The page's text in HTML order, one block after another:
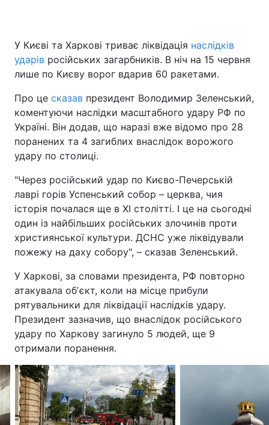
У Києві та Харкові триває ліквідація наслідків
ударів російських загарбників. В ніч на 15 червня
лише по Києву ворог вдарив 60 ракетами.
Про це сказав президент Володимир Зеленський,
коментуючи наслідки масштабного удару РФ по
Україні. Він додав, що наразі вже відомо про 28
поранених та 4 загиблих внаслідок ворожого
удару по столиці.
"Через російський удар по Києво-Печерській
лаврі горів Успенський собор – церква, чия
історія почалася ще в ХІ столітті. І це на сьогодні
один із найбільших російських злочинів проти
християнської культури. ДСНС уже ліквідували
пожежу на даху собору", – сказав Зеленський.
У Харкові, за словами президента, РФ повторно
атакувала обʼєкт, коли на місце прибули
рятувальники для ліквідації наслідків удару.
Президент зазначив, що внаслідок російського
удару по Харкову загинуло 5 людей, ще 9
отримали поранення.